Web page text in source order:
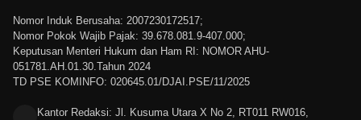
Nomor Induk Berusaha: 2007230172517;
Nomor Pokok Wajib Pajak: 39.678.081.9-407.000;
Keputusan Menteri Hukum dan Ham RI: NOMOR AHU-
051781.AH.01.30.Tahun 2024
TD PSE KOMINFO: 020645.01/DJAI.PSE/11/2025
Kantor Redaksi: Jl. Kusuma Utara X No 2, RT011 RW016,